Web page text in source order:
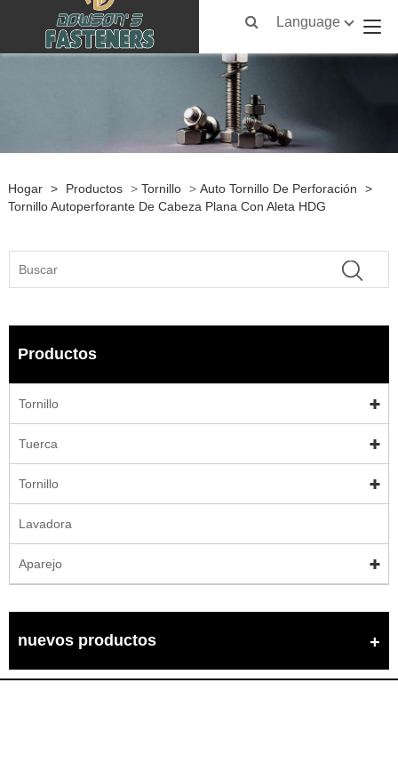
Language
Hogar > Productos > Tornillo > Auto Tornillo De Perforación
>
Tornillo Autoperforante De Cabeza Plana Con Aleta HDG
Productos
Tornillo
Tuerca
Tornillo
Lavadora
Aparejo
nuevos productos